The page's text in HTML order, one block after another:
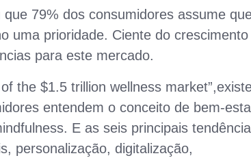
79% dos consumidores assume
uma prioridade. Ciente do crescimento
para este mercado.
the $1.5 trillion wellness
entendem o conceito de bem-
E as seis principais
personalização, digitalização,